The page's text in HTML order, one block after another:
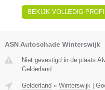
BEKIJK VOLLEDIG
ASN Autoschade Winterswijk
Niet gevestigd in de plaats
Gelderland.
Gelderland » Winterswijk |